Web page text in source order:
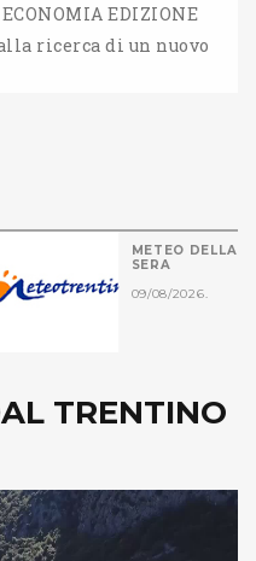
EDIZIONE
ricerca di un nuovo
TRENTINO